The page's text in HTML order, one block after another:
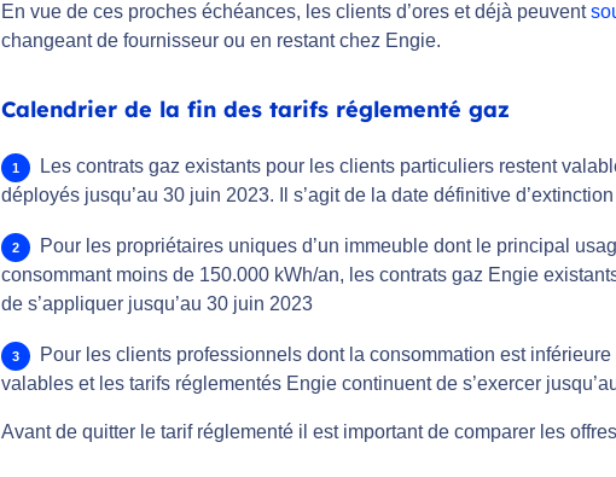
En vue de ces proches échéances, les clients d’ores et déjà peuvent
changeant de fournisseur ou en restant chez Engie.
Calendrier de la fin des tarifs réglementé gaz
Les contrats gaz existants pour les clients particuliers restent
déployés jusqu’au 30 juin 2023. Il s’agit de la date définitive
Pour les propriétaires uniques d’un immeuble dont le principal
consommant moins de 150.000 kWh/an, les contrats gaz Engie
de s’appliquer jusqu’au 30 juin 2023
Pour les clients professionnels dont la consommation est
valables et les tarifs réglementés Engie continuent de s’exercer
Avant de quitter le tarif réglementé il est important de comparer les